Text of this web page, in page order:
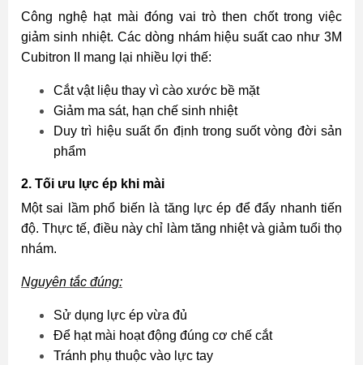
Công nghệ hạt mài đóng vai trò then chốt trong việc
giảm sinh nhiệt. Các dòng nhám hiệu suất cao như 3M
Cubitron II mang lại nhiều lợi thế:
Cắt vật liệu thay vì cào xước bề mặt
Giảm ma sát, hạn chế sinh nhiệt
Duy trì hiệu suất ổn định trong suốt vòng đời sản
phẩm
2. Tối ưu lực ép khi mài
Một sai lầm phổ biến là tăng lực ép để đẩy nhanh tiến
độ. Thực tế, điều này chỉ làm tăng nhiệt và giảm tuổi thọ
nhám.
Nguyên tắc đúng:
Sử dụng lực ép vừa đủ
Để hạt mài hoạt động đúng cơ chế cắt
Tránh phụ thuộc vào lực tay